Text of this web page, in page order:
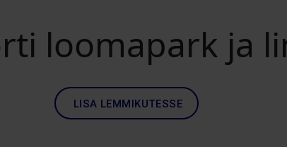
loomapark ja
LISA LEMMIKUTESSE